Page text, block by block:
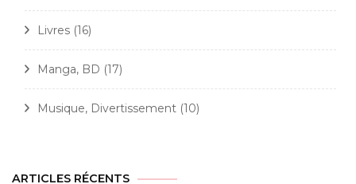
Livres (16)
Manga, BD (17)
Musique, Divertissement (10)
ARTICLES RÉCENTS